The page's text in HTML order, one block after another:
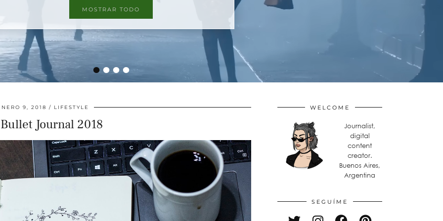
••••
MOSTRAR TODO
MOSTRAR TODO
9, 2018 LIFESTYLE
Journal 2018
WELCOME
Journalist,
digital
content
creator.
Buenos Aires,
Argentina
SEGUÍME